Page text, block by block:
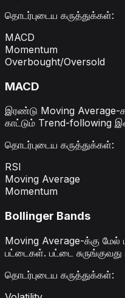
தொடர்புடைய கருத்துக்கள்:
MACD
Momentum
Overbought/Oversold
MACD
இரண்டு Moving
காட்டும் Trend-following
தொடர்புடைய கருத்துக்கள்:
RSI
Moving Average
Momentum
Bollinger Bands
Moving Average-க்கு மேல்
பட்டைகள். பட்டை
தொடர்புடைய கருத்துக்கள்: